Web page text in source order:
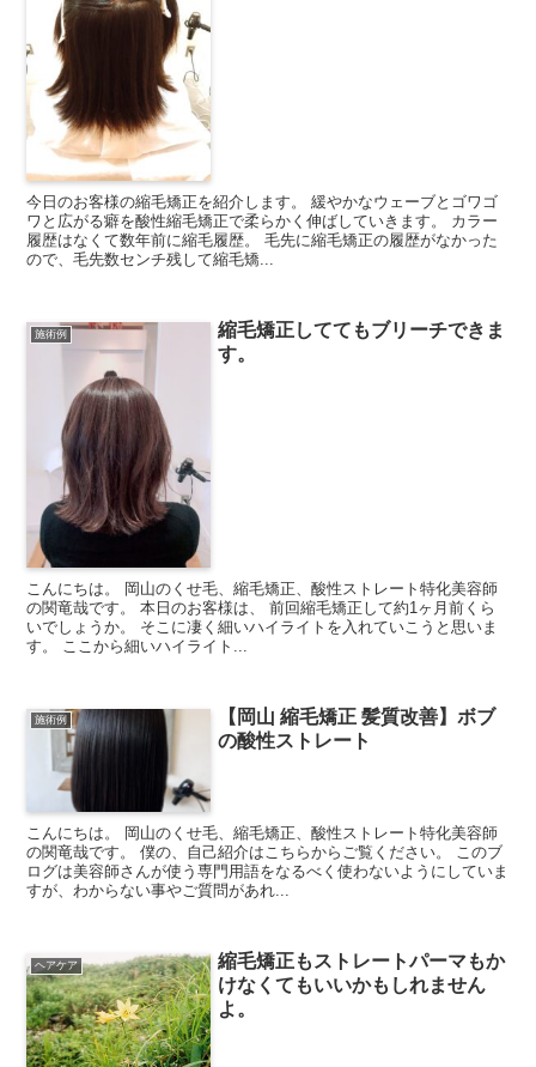
今日のお客様の縮毛矯正を紹介します。 緩やかなウェーブとゴワゴ
ワと広がる癖を酸性縮毛矯正で柔らかく伸ばしていきます。 カラー
履歴はなくて数年前に縮毛履歴。 毛先に縮毛矯正の履歴がなかった
ので、毛先数センチ残して縮毛矯...
施術例
縮毛矯正しててもブリーチできま
す。
こんにちは。 岡山のくせ毛、縮毛矯正、酸性ストレート特化美容師
の関竜哉です。 本日のお客様は、 前回縮毛矯正して約1ヶ月前くら
いでしょうか。 そこに凄く細いハイライトを入れていこうと思いま
す。 ここから細いハイライト...
施術例
【岡山 縮毛矯正 髪質改善】ボブ
の酸性ストレート
こんにちは。 岡山のくせ毛、縮毛矯正、酸性ストレート特化美容師
の関竜哉です。 僕の、自己紹介はこちらからご覧ください。 このブ
ログは美容師さんが使う専門用語をなるべく使わないようにしていま
すが、わからない事やご質問があれ...
ヘアケア
縮毛矯正もストレートパーマもか
けなくてもいいかもしれません
よ。